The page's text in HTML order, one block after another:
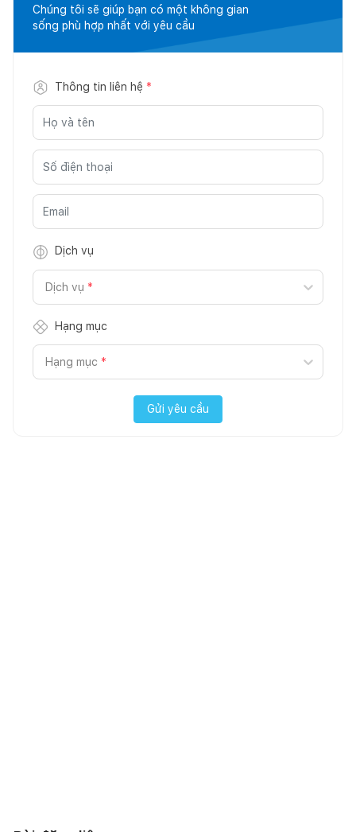
Chúng tôi sẽ giúp bạn có một không gian
sống phù hợp nhất với yêu cầu
Thông tin liên hệ *
Dịch vụ
Dịch vụ *
Hạng mục
Hạng mục *
Gửi yêu cầu